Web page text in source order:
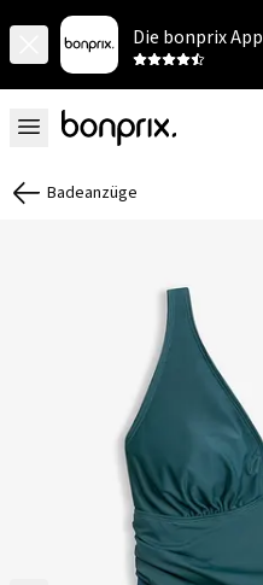
Die bonprix App
Badeanzüge